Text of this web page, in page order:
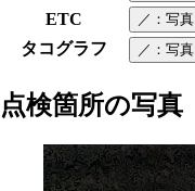
ETC ／ ：写真
タコグラフ ／ ：写真
点検箇所の写真